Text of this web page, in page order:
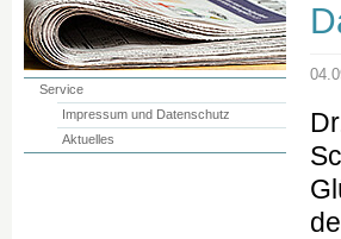
Service
Impressum und Datenschutz
Aktuelles